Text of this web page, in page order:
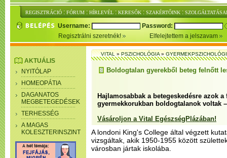
REGISZTRÁCIÓ : FÓRUM : HÍRLEVÉL : KERESŐK : SZAKÉRTŐINK :
Username:
Password:
Regisztrálni szeretnék!
Elfelejtettem a jelszavam
AKTUÁLIS
NYITÓLAP
HOMEOPÁTIA
DAGANATOS
MEGBETEGEDÉSEK
TERHESSÉG
A MAGAS
KOLESZTERINSZINT
VITAL»PSZICHOLÓGIA»
Boldogtalan gyerekből beteg felnőtt
Hajlamosabbak a betegeskedésre azok
gyermekkorukban boldogtalanok voltak
Vásároljon a Vital EgészségPlázában!
A londoni King's College által végzett
vizsgáltak, akik 1950-1955 között
városban jártak iskolába.